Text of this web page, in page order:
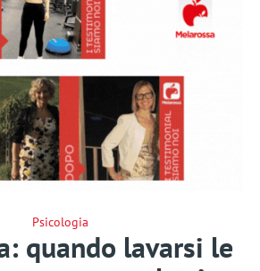
Psicologia
quando lavarsi le